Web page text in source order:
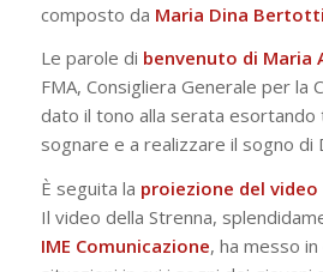
composto da Maria Dina Bertotti
Le parole di benvenuto di Maria
FMA, Consigliera Generale per la
dato il tono alla serata esortando
sognare e a realizzare il sogno di
È seguita la proiezione del
Il video della Strenna,
IME Comunicazione, ha messo